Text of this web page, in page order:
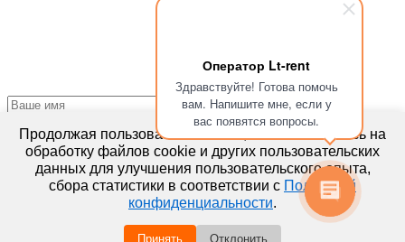
Оператор Lt-rent
Здравствуйте! Готова помочь
вам. Напишите мне, если у
вас появятся вопросы.
Отправляя запрос, Вы подтверждаете согласие наобработку
персональных данных*
Отправляя запрос, Вы подтверждаете согласие наобработку
персональных данных*
Продолжая пользоваться сайтом, вы соглашаетесь на
обработку файлов cookie и других пользовательских
данных для улучшения пользовательского опыта,
сбора статистики в соответствии с Политикой
конфиденциальности.
Принять Отклонить